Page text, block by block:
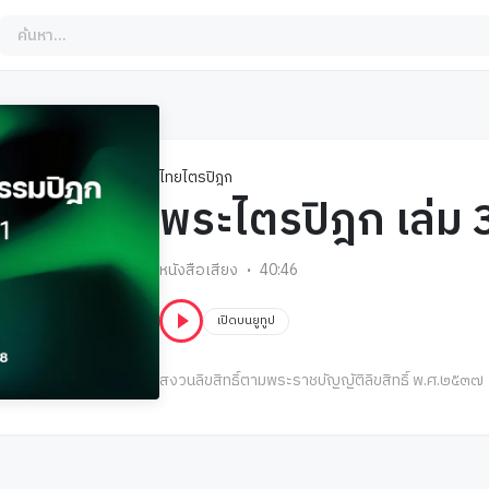
ไทยไตรปิฎก
พระไตรปิฎก เล่ม
หนังสือเสียง 40:46
เปิดบนยูทูป
สงวนลิขสิทธิ์ตามพระราชบัญญัติลิขสิทธิ์ พ.ศ.๒๕๓๗